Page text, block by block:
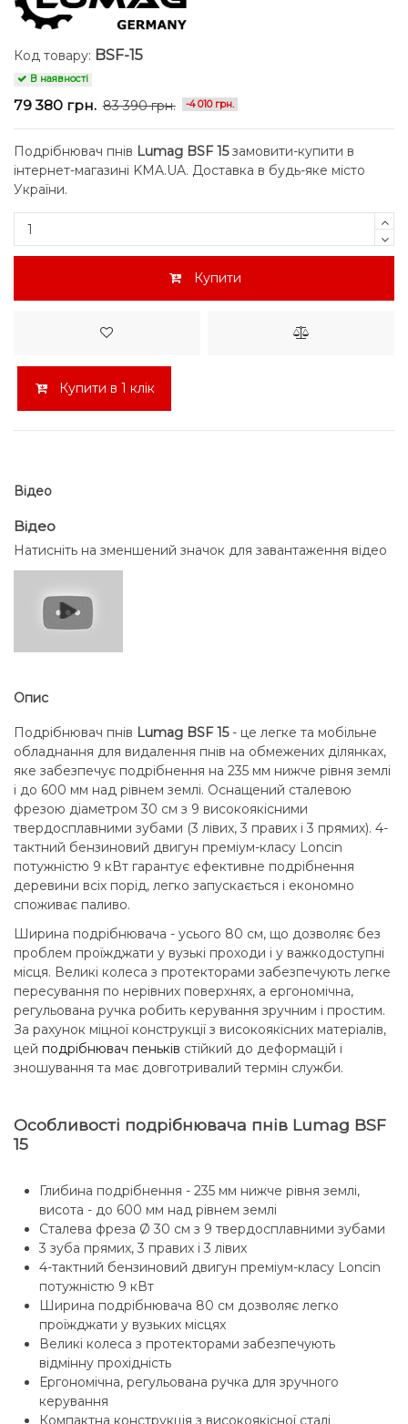
Код товару: BSF-15
В наявності
79 380 грн. 83 390 грн. -4 010 грн.
Подрібнювач пнів Lumag BSF 15замовити-купити в
інтернет-магазині KMA.UA. Доставка в будь-яке місто
України.
Купити
Купити в 1 клік
Відео
Відео
Натисніть на зменшений значок для завантаження відео
Опис
Подрібнювач пнів Lumag BSF 15- це легке та мобільне
обладнання для видалення пнів на обмежених ділянках,
яке забезпечує подрібнення на 235 мм нижче рівня землі
і до 600 мм над рівнем землі. Оснащений сталевою
фрезою діаметром 30 см з 9 високоякісними
твердосплавними зубами (3 лівих, 3 правих і 3 прямих). 4-
тактний бензиновий двигун преміум-класу Loncin
потужністю 9 кВт гарантує ефективне подрібнення
деревини всіх порід, легко запускається і економно
споживає паливо.
Ширина подрібнювача - усього 80 см, що дозволяє без
проблем проїжджати у вузькі проходи і у важкодоступні
місця. Великі колеса з протекторами забезпечують легке
пересування по нерівних поверхнях, а ергономічна,
регульована ручка робить керування зручним і простим.
За рахунок міцної конструкції з високоякісних матеріалів,
цей подрібнювач пеньків стійкий до деформацій і
зношування та має довготривалий термін служби.
Особливості подрібнювача пнів Lumag BSF
15
Глибина подрібнення - 235 мм нижче рівня землі,
висота - до 600 мм над рівнем землі
Сталева фреза Ø 30 см з 9 твердосплавними зубами
3 зуба прямих, 3 правих і 3 лівих
4-тактний бензиновий двигун преміум-класу Loncin
потужністю 9 кВт
Ширина подрібнювача 80 см дозволяє легко
проїжджати у вузьких місцях
Великі колеса з протекторами забезпечують
відмінну прохідність
Ергономічна, регульована ручка для зручного
керування
Компактна конструкція з високоякісної сталі